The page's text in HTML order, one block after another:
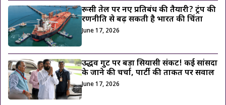
रूसी तेल पर नए प्रतिबंध की तैयारी? ट्रंप की
रणनीति से बढ़ सकती है भारत की चिंता
June 17, 2026
उद्धव गुट पर बड़ा सियासी संकट! कई सांसदों
के जाने की चर्चा, पार्टी की ताकत पर सवाल
June 17, 2026